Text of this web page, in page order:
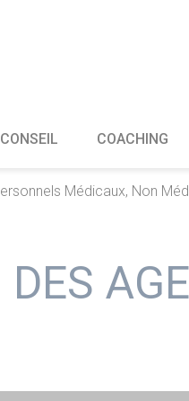
CONSEIL COACHING
Médicaux, Non